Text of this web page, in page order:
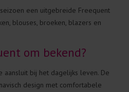
een uitgebreide Freequent
blouses, broeken, blazers en
om bekend?
bij het dagelijks leven. De
design met comfortabele